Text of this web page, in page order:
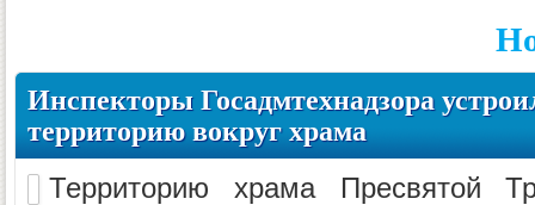
Инспекторы Госадмтехнадзора
территорию вокруг храма
Территорию храма Пресвятой